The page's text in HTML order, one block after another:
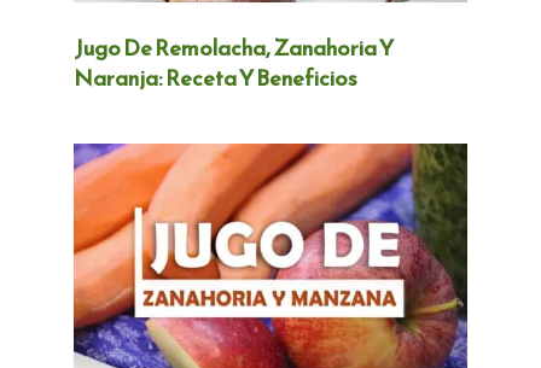
Jugo De Remolacha, Zanahoria Y
Naranja: Receta Y Beneficios